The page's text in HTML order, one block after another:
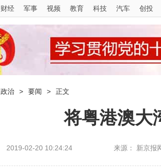
财经 军事 视频 教育 科技 汽车 创投
政治 > 要闻 > 正文
将粤港澳大
2019-02-20 10:24:24 来源： 新京报